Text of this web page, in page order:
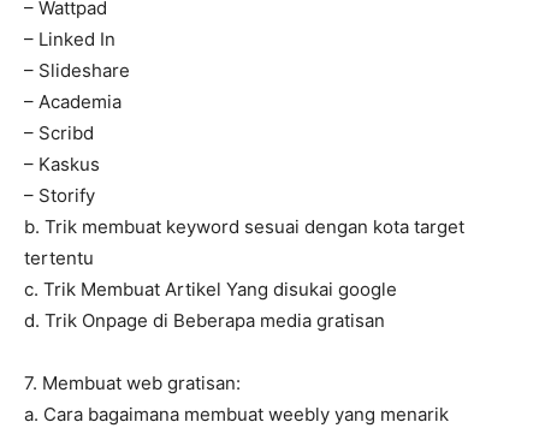
– Wattpad
– Linked In
– Slideshare
– Academia
– Scribd
– Kaskus
– Storify
b. Trik membuat keyword sesuai dengan kota target
tertentu
c. Trik Membuat Artikel Yang disukai google
d. Trik Onpage di Beberapa media gratisan
7. Membuat web gratisan:
a. Cara bagaimana membuat weebly yang menarik